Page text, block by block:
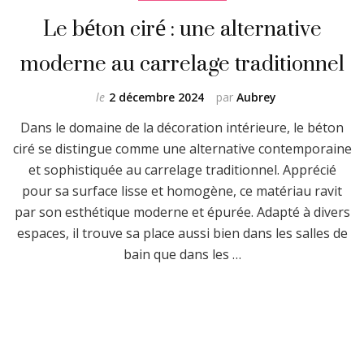
Le béton ciré : une alternative
moderne au carrelage traditionnel
par Aubrey
le 2 décembre 2024
Dans le domaine de la décoration intérieure, le béton
ciré se distingue comme une alternative contemporaine
et sophistiquée au carrelage traditionnel. Apprécié
pour sa surface lisse et homogène, ce matériau ravit
par son esthétique moderne et épurée. Adapté à divers
espaces, il trouve sa place aussi bien dans les salles de
bain que dans les …